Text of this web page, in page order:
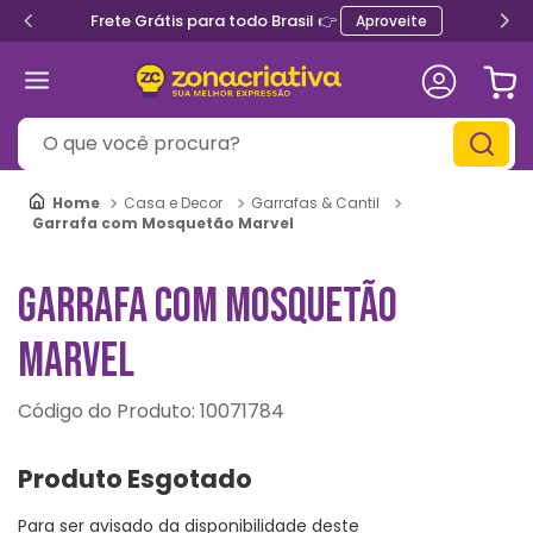
Frete Grátis para todo Brasil 👉 Aproveite
O que você procura?
Casa e Decor
Garrafas & Cantil
Garrafa com Mosquetão Marvel
GARRAFA COM MOSQUETÃO
MARVEL
: 10071784